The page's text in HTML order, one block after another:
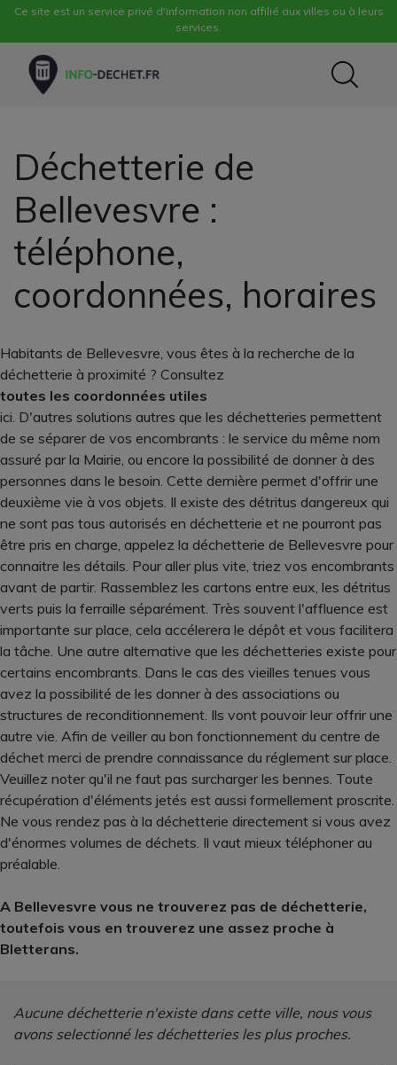
Ce site est un service privé d'information non affilié aux villes ou à leurs
services.
Déchetterie de
Bellevesvre :
téléphone,
coordonnées, horaires
Habitants de Bellevesvre, vous êtes à la recherche de la
déchetterie à proximité ? Consultez
toutes les coordonnées utiles
ici. D'autres solutions autres que les déchetteries permettent
de se séparer de vos encombrants : le service du même nom
assuré par la Mairie, ou encore la possibilité de donner à des
personnes dans le besoin. Cette dernière permet d'offrir une
deuxième vie à vos objets. Il existe des détritus dangereux qui
ne sont pas tous autorisés en déchetterie et ne pourront pas
être pris en charge, appelez la déchetterie de Bellevesvre pour
connaitre les détails. Pour aller plus vite, triez vos encombrants
avant de partir. Rassemblez les cartons entre eux, les détritus
verts puis la ferraille séparément. Très souvent l'affluence est
importante sur place, cela accélerera le dépôt et vous facilitera
la tâche. Une autre alternative que les déchetteries existe pour
certains encombrants. Dans le cas des vieilles tenues vous
avez la possibilité de les donner à des associations ou
structures de reconditionnement. Ils vont pouvoir leur offrir une
autre vie. Afin de veiller au bon fonctionnement du centre de
déchet merci de prendre connaissance du réglement sur place.
Veuillez noter qu'il ne faut pas surcharger les bennes. Toute
récupération d'éléments jetés est aussi formellement proscrite.
Ne vous rendez pas à la déchetterie directement si vous avez
d'énormes volumes de déchets. Il vaut mieux téléphoner au
préalable.
A Bellevesvre vous ne trouverez pas de déchetterie,
toutefois vous en trouverez une assez proche à
Bletterans.
Aucune déchetterie n'existe dans cette ville, nous vous
avons selectionné les déchetteries les plus proches.